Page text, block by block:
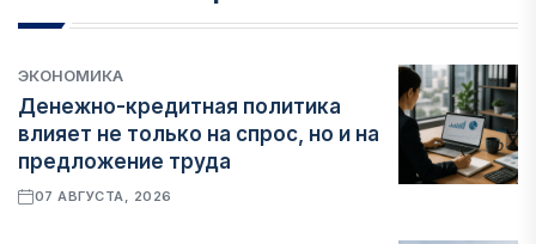
ЭКОНОМИКА
Денежно-кредитная политика
влияет не только на спрос, но и на
предложение труда
07 АВГУСТА, 2026